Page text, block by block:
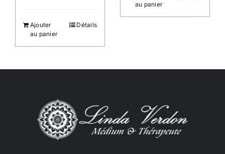
Ajouter
au panier
Détails
au panier